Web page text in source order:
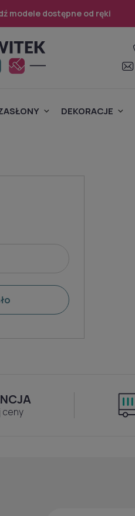
modele dostępne od ręki
DEKORACJE
ceny